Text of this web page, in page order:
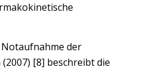
der
[8] beschreibt die